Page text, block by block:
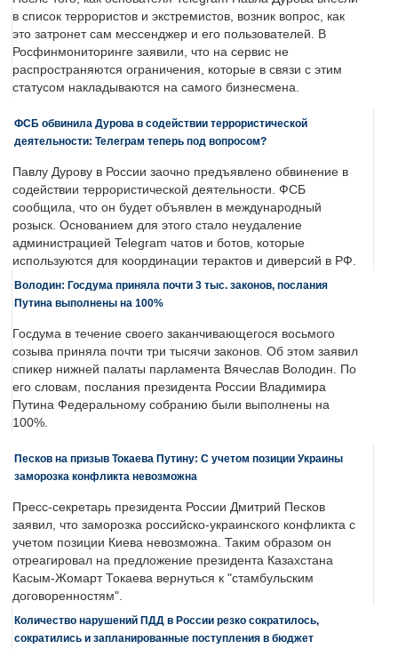
в список террористов и экстремистов, возник вопрос, как
это затронет сам мессенджер и его пользователей. В
Росфинмониторинге заявили, что на сервис не
распространяются ограничения, которые в связи с этим
статусом накладываются на самого бизнесмена.
ФСБ обвинила Дурова в содействии террористической
деятельности: Телеграм теперь под вопросом?
Павлу Дурову в России заочно предъявлено обвинение в
содействии террористической деятельности. ФСБ
сообщила, что он будет объявлен в международный
розыск. Основанием для этого стало неудаление
администрацией Telegram чатов и ботов, которые
используются для координации терактов и диверсий в РФ.
Володин: Госдума приняла почти 3 тыс. законов, послания
Путина выполнены на 100%
Госдума в течение своего заканчивающегося восьмого
созыва приняла почти три тысячи законов. Об этом заявил
спикер нижней палаты парламента Вячеслав Володин. По
его словам, послания президента России Владимира
Путина Федеральному собранию были выполнены на
100%.
Песков на призыв Токаева Путину: С учетом позиции Украины
заморозка конфликта невозможна
Пресс-секретарь президента России Дмитрий Песков
заявил, что заморозка российско-украинского конфликта с
учетом позиции Киева невозможна. Таким образом он
отреагировал на предложение президента Казахстана
Касым-Жомарт Токаева вернуться к "стамбульским
договоренностям".
Количество нарушений ПДД в России резко сократилось,
сократились и запланированные поступления в бюджет